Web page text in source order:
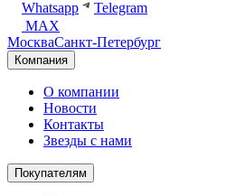
Whatsapp
Telegram
MAX
МоскваСанкт-Петербург
Компания
О компании
Новости
Контакты
Звезды с нами
Покупателям